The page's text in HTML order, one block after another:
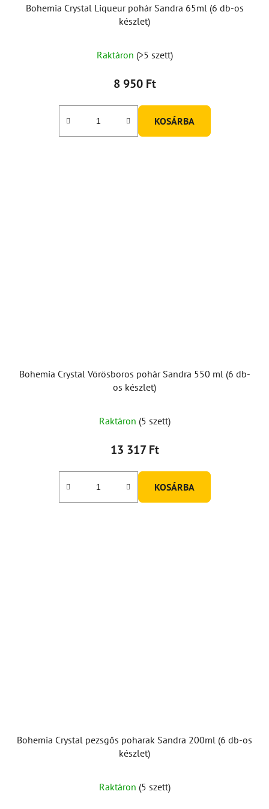
Bohemia Crystal Liqueur pohár Sandra 65ml (6 db-os
készlet)
Raktáron (>5 szett)
8 950 Ft
KOSÁRBA
Bohemia Crystal Vörösboros pohár Sandra 550 ml (6 db-
os készlet)
Raktáron (5 szett)
13 317 Ft
KOSÁRBA
Bohemia Crystal pezsgős poharak Sandra 200ml (6 db-os
készlet)
Raktáron (5 szett)